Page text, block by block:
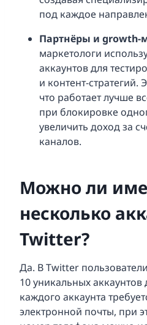
под каждое
Партнёры и growth-
маркетологи
аккаунтов для
и контент-стратегий.
что работает лучше
при блокировке
увеличить доход за
каналов.
Можно ли
несколько
Twitter?
Да. В Twitter
10 уникальных
каждого аккаунта
электронной почты, при